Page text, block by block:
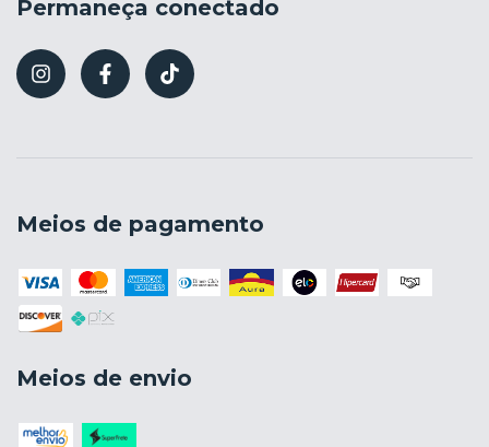
Permaneça conectado
Meios de pagamento
Meios de envio